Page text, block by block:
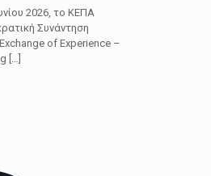
2026, το ΚΕΠΑ
Συνάντηση
of Experience –
[…]